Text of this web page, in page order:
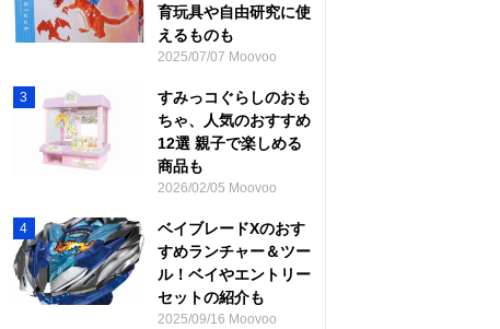
育玩具や自由研究に使
えるものも
2025/07/07 Moovoo
3
すみっコぐらしのおも
ちゃ、人気のおすすめ
12選 親子で楽しめる
商品も
2026/02/05 Moovoo
4
ベイブレードXのおす
すめランチャー＆ツー
ル！ベイやエントリー
セットの紹介も
2025/09/16 Moovoo